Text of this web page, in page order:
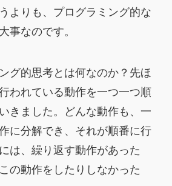
よりも、プログラミング的な
事なのです。
グ的思考とは何なのか？先ほ
われている動作を一つ一つ順
きました。どんな動作も、一
に分解でき、それが順番に行
は、繰り返す動作があった
の動作をしたりしなかった